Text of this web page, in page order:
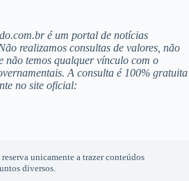
é um portal de notícias
realizamos consultas de valores, não
não temos qualquer vínculo com o
A consulta é 100% gratuita
no site oficial:
unicamente a trazer conteúdos
diversos.